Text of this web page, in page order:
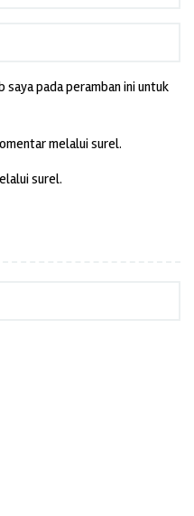
saya pada peramban ini untuk
melalui surel.
surel.